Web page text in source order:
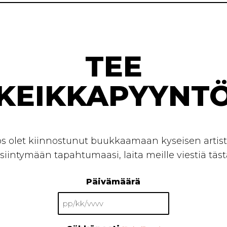
TEE
olet kiinnostunut buukkaamaan kyseisen
tapahtumaasi, laita meille viestiä
Päivämäärä
PP